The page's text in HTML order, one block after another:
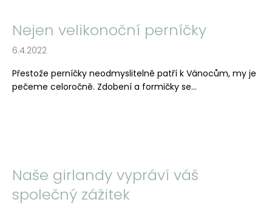
Nejen velikonoční perníčky
6.4.2022
Přestože perníčky neodmyslitelně patří k Vánocům, my je
pečeme celoročně. Zdobení a formičky se...
Naše girlandy vypráví váš
společný zážitek
e
m
e